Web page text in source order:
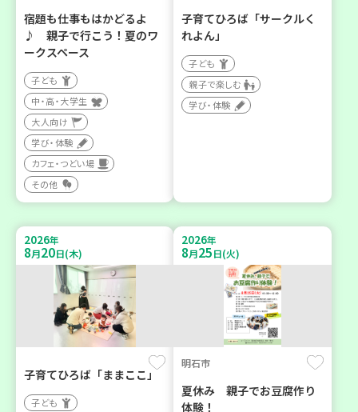
宿題も仕事もはかどるよ
♪ 親子で行こう！夏のワ
ークスペース
子ども
中・高・大学生
大人向け
学び・体験
カフェ・つどい場
その他
子育てひろば「サークルく
れよん」
子ども
親子で楽しむ
学び・体験
2026年
8月20日(木)
子育てひろば「ままここ」
子ども
2026年
8月25日(火)
明石市
夏休み 親子でお豆腐作り
体験！